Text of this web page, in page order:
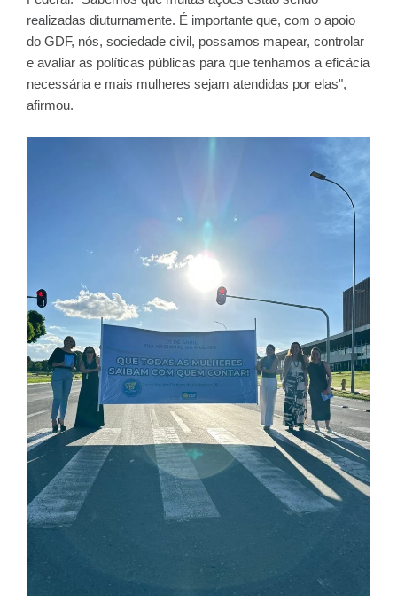
realizadas diuturnamente. É importante que, com o apoio
do GDF, nós, sociedade civil, possamos mapear, controlar
e avaliar as políticas públicas para que tenhamos a eficácia
necessária e mais mulheres sejam atendidas por elas",
afirmou.